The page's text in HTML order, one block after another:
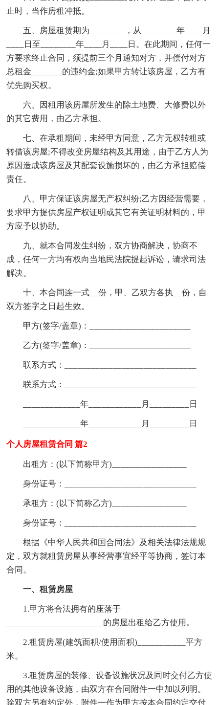
止时，当作房租冲抵。
五、房屋租赁期为________，从________年____月
____日至________年____月____日。在此期间，任何一
方要求终止合同，须提前三个月通知对方，并偿付对方
总租金_______的违约金;如果甲方转让该房屋，乙方有
优先购买权。
六、因租用该房屋所发生的除土地费、大修费以外
的其它费用，由乙方承担。
七、在承租期间，未经甲方同意，乙方无权转租或
转借该房屋;不得改变房屋结构及其用途，由于乙方人为
原因造成该房屋及其配套设施损坏的，由乙方承担赔偿
责任。
八、甲方保证该房屋无产权纠纷;乙方因经营需要，
要求甲方提供房屋产权证明或其它有关证明材料的，甲
方应予以协助。
九、就本合同发生纠纷，双方协商解决，协商不
成，任何一方均有权向当地民法院提起诉讼，请求司法
解决。
十、本合同连一式__份，甲、乙双方各执__份，自
双方签字之日起生效。
甲方(签字/盖章)：_______________________
乙方(签字/盖章)：_______________________
联系方式：______________________________
联系方式：______________________________
_____________年____________月_________日
_____________年____________月_________日
个人房屋租赁合同 篇2
出租方：(以下简称甲方)_________________
身份证号：______________________________
承租方：(以下简称乙方)_________________
身份证号：______________________________
根据《中华人民共和国合同法》及相关法律法规规
定，双方就租赁房屋从事经营事宜经平等协商，签订本
合同。
一、租赁房屋
1.甲方将合法拥有的座落于
______________________的房屋出租给乙方使用。
2.租赁房屋(建筑面积/使用面积)___________平方
米。
3.租赁房屋的装修、设备设施状况及同时交付乙方使
用的其他设备设施，由双方在合同附件一中加以列明。
除双方另有约定外，附件一作为甲方按本合同约定交付